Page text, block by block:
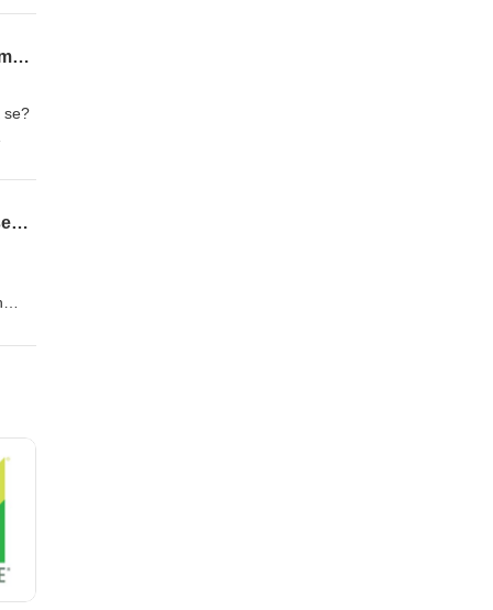
86. Leena-Mari Lähteenmaa, CGI: “Uudet innovaatiot vaativat erilaisten osaamisten törmäyttämistä”
se?
85. Erno Muuranto, GE HealthCare: “Emme ole vielä lähelläkään tekoälyn hyödyntämisen vuorenhuippua”